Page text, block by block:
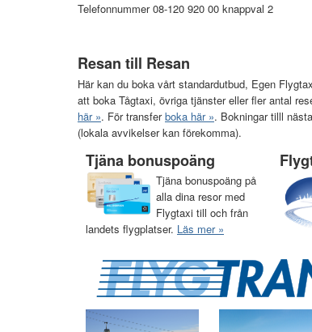
Telefonnummer 08-120 920 00 knappval 2
Resan till Resan
Här kan du boka vårt standardutbud, Egen
att boka Tågtaxi, övriga tjänster eller fler antal
här ». För transferboka här ». Bokningar tilll
(lokala avvikelser kan förekomma).
Tjäna bonuspoäng
Tjäna bonuspoäng på
alla dina resor med
Flygtaxi till och från
landets flygplatser. Läs mer »